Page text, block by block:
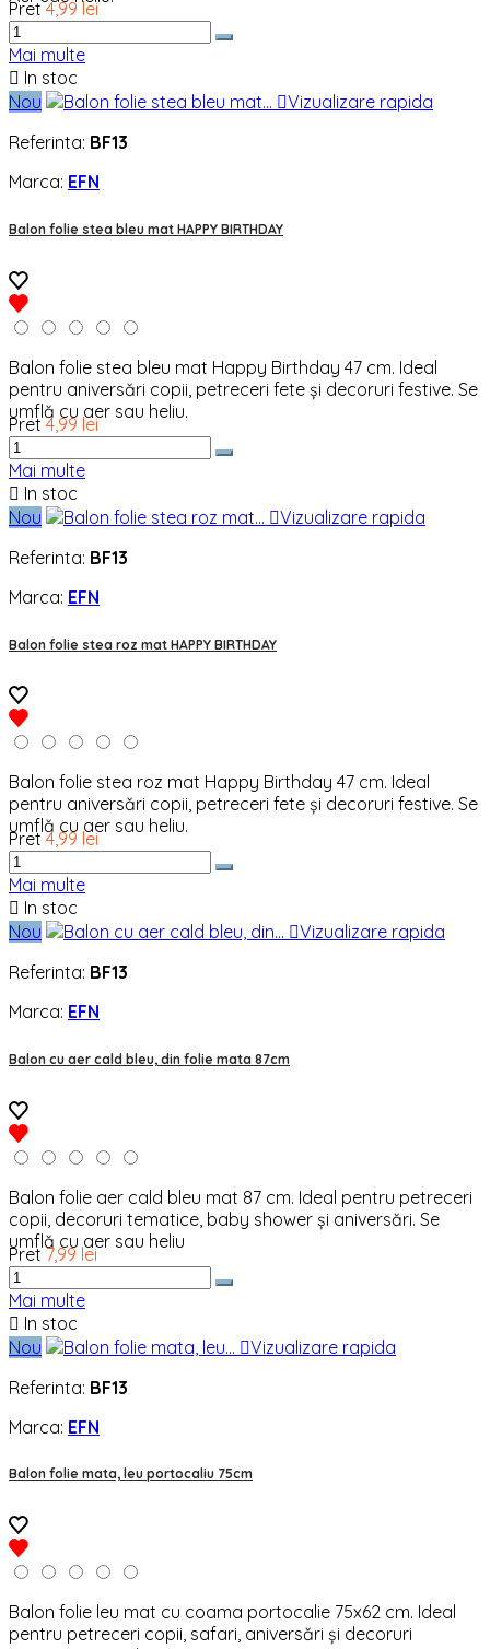
Pret 4,99 lei
Mai multe
 In stoc
Nou
Vizualizare rapida
Referinta: BF13
Marca: EFN
Balon folie stea bleu mat HAPPY BIRTHDAY
Balon folie stea bleu mat Happy Birthday 47 cm. Ideal
pentru aniversări copii, petreceri fete și decoruri festive. Se
umflă cu aer sau heliu.
Pret 4,99 lei
Mai multe
 In stoc
Nou
Vizualizare rapida
Referinta: BF13
Marca: EFN
Balon folie stea roz mat HAPPY BIRTHDAY
Balon folie stea roz mat Happy Birthday 47 cm. Ideal
pentru aniversări copii, petreceri fete și decoruri festive. Se
umflă cu aer sau heliu.
Pret 4,99 lei
Mai multe
 In stoc
Nou
Vizualizare rapida
Referinta: BF13
Marca: EFN
Balon cu aer cald bleu, din folie mata 87cm
Balon folie aer cald bleu mat 87 cm. Ideal pentru petreceri
copii, decoruri tematice, baby shower și aniversări. Se
umflă cu aer sau heliu
Pret 7,99 lei
Mai multe
 In stoc
Nou
Vizualizare rapida
Referinta: BF13
Marca: EFN
Balon folie mata, leu portocaliu 75cm
Balon folie leu mat cu coama portocalie 75x62 cm. Ideal
pentru petreceri copii, safari, aniversări și decoruri